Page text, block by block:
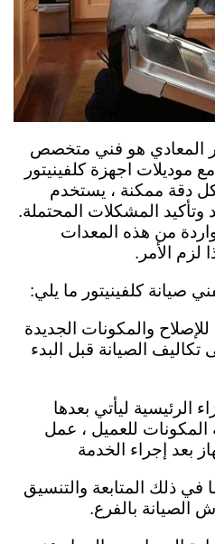
المعادي هو فني متخصص
موديلات اجهزة كلفينيتور
دقة ممكنة ، يستخدم
وتأكيد المشكلات المحتملة.
من هذه المعدات
لزم الأمر.
صيانة كلفينيتور ما يلي:
والمكونات الجديدة
تكاليف الصيانة قبل البدء
الرئيسية ليأتي بعدها
للعميل ، عمل
بعد إجراء الخدمة
في ذلك المتابعة والتنسيق
الصيانة بالفرع.